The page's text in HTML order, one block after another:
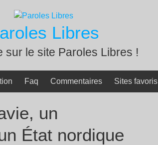
Libres
sur le site Paroles Libres !
Faq Commentaires Sites favoris
un
État nordique